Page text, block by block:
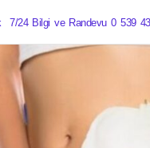
7/24 Bilgi ve Randevu 0 539